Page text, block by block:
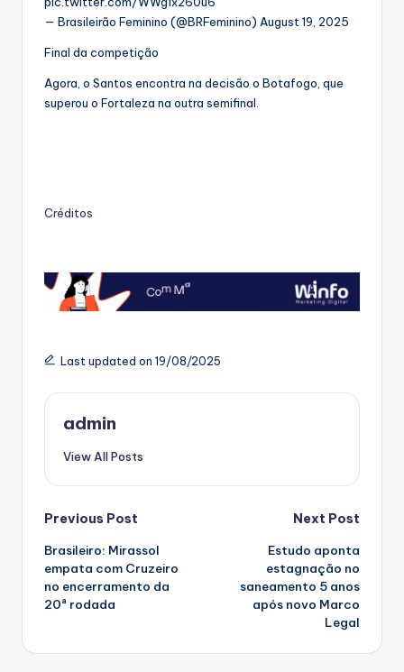
— Brasileirão Feminino (@BRFeminino) August 19, 2025
Final da competição
Agora, o Santos encontra na decisão o Botafogo, que
superou o Fortaleza na outra semifinal.
Créditos
Last updated on 19/08/2025
admin
View All Posts
Post
navigation
Previous Post
Brasileiro: Mirassol
empata com Cruzeiro
no encerramento da
20ª rodada
Next Post
Estudo aponta
estagnação no
saneamento 5 anos
após novo Marco
Legal